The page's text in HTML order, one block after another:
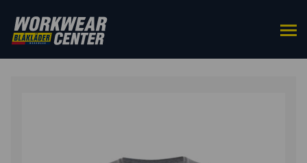
HOME/BOVENKLEDING
/ DAMES T-SHIRT